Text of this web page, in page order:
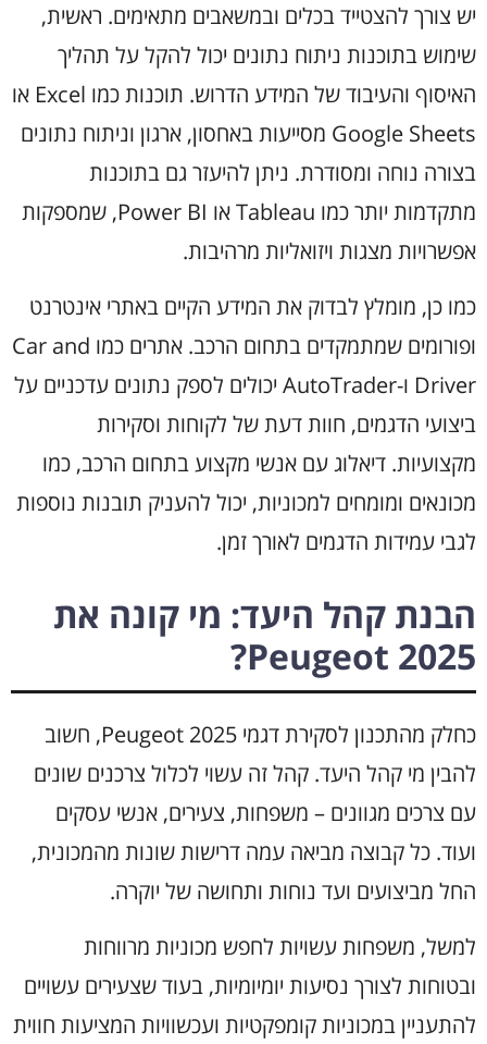
יש צורך להצטייד בכלים ובמשאבים מתאימים. ראשית,
שימוש בתוכנות ניתוח נתונים יכול להקל על תהליך
האיסוף והעיבוד של המידע הדרוש. תוכנות כמו Excel או
Google Sheets מסייעות באחסון, ארגון וניתוח נתונים
בצורה נוחה ומסודרת. ניתן להיעזר גם בתוכנות
מתקדמות יותר כמו Tableau או Power BI, שמספקות
אפשרויות מצגות ויזואליות מרהיבות.
כמו כן, מומלץ לבדוק את המידע הקיים באתרי אינטרנט
ופורומים שמתמקדים בתחום הרכב. אתרים כמו Car and
Driver ו-AutoTrader יכולים לספק נתונים עדכניים על
ביצועי הדגמים, חוות דעת של לקוחות וסקירות
מקצועיות. דיאלוג עם אנשי מקצוע בתחום הרכב, כמו
מכונאים ומומחים למכוניות, יכול להעניק תובנות נוספות
לגבי עמידות הדגמים לאורך זמן.
הבנת קהל היעד: מי קונה את
Peugeot 2025?
כחלק מהתכנון לסקירת דגמי Peugeot 2025, חשוב
להבין מי קהל היעד. קהל זה עשוי לכלול צרכנים שונים
עם צרכים מגוונים – משפחות, צעירים, אנשי עסקים
ועוד. כל קבוצה מביאה עמה דרישות שונות מהמכונית,
החל מביצועים ועד נוחות ותחושה של יוקרה.
למשל, משפחות עשויות לחפש מכוניות מרווחות
ובטוחות לצורך נסיעות יומיומיות, בעוד שצעירים עשויים
להתעניין במכוניות קומפקטיות ועכשוויות המציעות חווית